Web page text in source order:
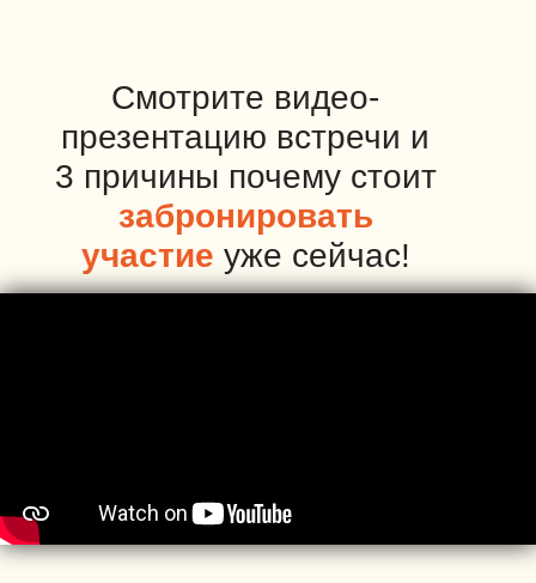
Смотрите видео-
презентацию встречи и
3 причины почему стоит
забронировать
участие уже сейчас!